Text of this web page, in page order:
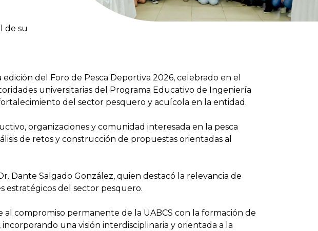
de su
del Foro de Pesca Deportiva 2026, celebrado en el
universitarias del Programa Educativo de Ingeniería
del sector pesquero y acuícola en la entidad.
organizaciones y comunidad interesada en la pesca
de retos y construcción de propuestas orientadas al
Dante Salgado González, quien destacó la relevancia de
estratégicos del sector pesquero.
compromiso permanente de la UABCS con la formación de
una visión interdisciplinaria y orientada a la